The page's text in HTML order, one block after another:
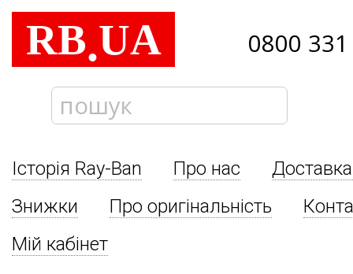
RB.UA 0800
Історія Ray-Ban Про нас
Знижки
Про оригінальність
Мій кабінет